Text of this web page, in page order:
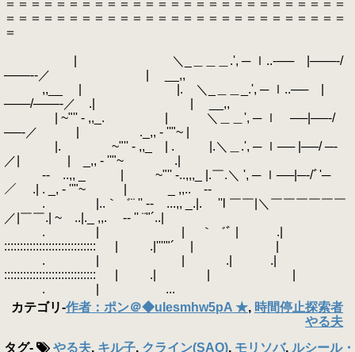
＝＝＝＝＝＝＝＝＝＝＝＝＝＝＝＝＝＝＝＝＝＝＝＝＝＝＝
＝＝＝＝＝＝＝＝＝＝＝＝＝＝＝＝＝＝＝＝＝＝＝＝＝＝＝
＝
| ＼_＿＿＿.', ─ ｌ..‐── |───‐/
───‐‐／ | __,,
,,__ | |. ＼_＿＿_.', ─ ｌ..── |
───/───‐／ .| | __,,
| ~"'' - ,,_. | ＼＿＿', ─ ｌ ──|──‐/
──‐／ | ._,, - ''"~ |
|. ~"'' - ,,_ | . |.＼＿.', ─ ｌ── |──/ ─‐
／| | _,, - ''"~ .|
‐- ..,, _ | ~"'' -..,,,_ |.￣.＼ ', ─ ｌ──|─‐/ﾞ'─
／ .| . _, - ''"~ | _ ,,.. -‐
. |..｀゛¨ '' ‐- ...,, _.|. ''l ￣￣|＼￣￣￣￣￣￣
／|￣￣.| ~ ..|._ ,,. -‐ '' ¨"´..|
. | | ｀゛ﾞ | .|
::::::::::::::::::::::::::::: | .|''''"´ | |
. | | .| .|
::::::::::::::::::::::::::::: | .| | |
. | ...
カテゴリ-作者：ポン＠◆uIesmhw5pA ★, 時間停止探索者
やる夫
タグ- やる夫, キル子, クライン(SAO), モリソバ, ルシール